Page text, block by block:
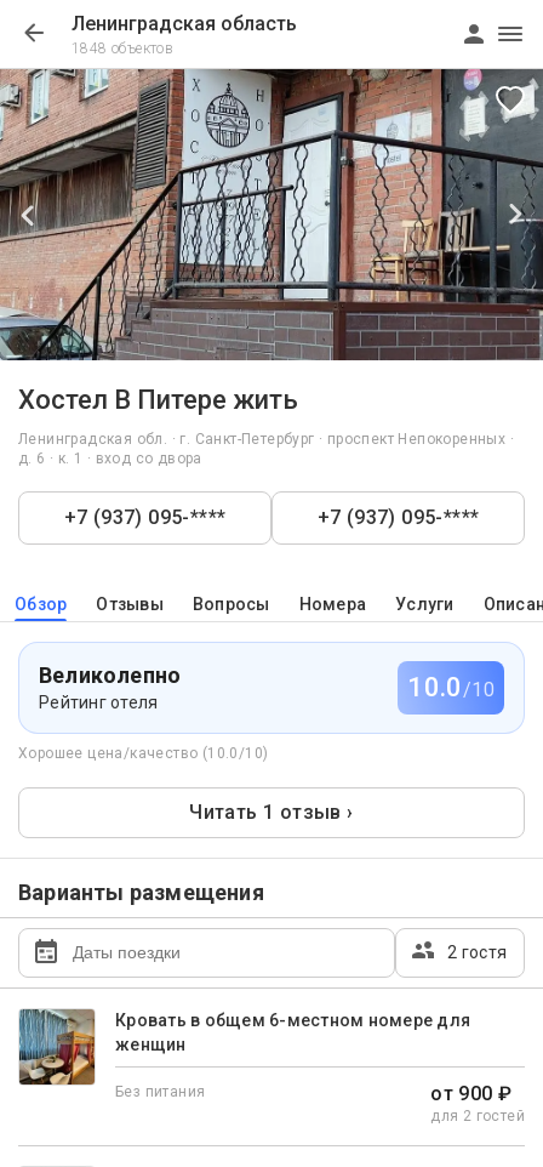
Ленинградская область
1848 объектов
Хостел В Питере жить
Ленинградская обл. · г. Санкт-Петербург · проспект Непокоренных ·
д. 6 · к. 1 · вход со двора
+7 (937) 095-**** +7 (937) 095-****
Обзор Отзывы Вопросы Номера Услуги
Великолепно
Рейтинг отеля 10.0/10
Хорошее цена/качество (10.0/10)
Читать 1 отзыв ›
Варианты размещения
2 гостя
Кровать в общем 6-местном номере для
женщин
Без питания от 900 ₽
для 2 гостей